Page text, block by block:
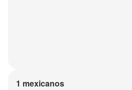
1 mexicanos